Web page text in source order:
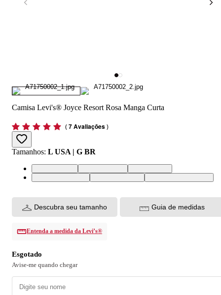
Camisa Levi's® Joyce Resort Rosa Manga Curta
(7 Avaliações)
Tamanhos: L USA | G BR
L USA | G BRM USA | M BRS USA | P BR
XL USA | GG BRXS USA | PP BRXXL USA | EGG BR
Descubra seu tamanho Guia de medidas
Entenda a medida da Levi’s®
Esgotado
Avise-me quando chegar